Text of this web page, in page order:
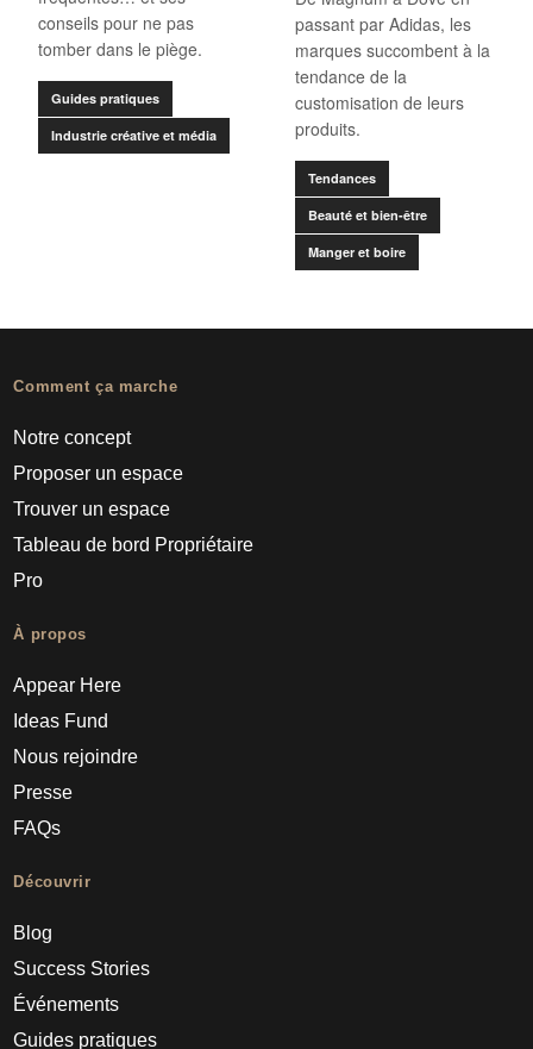
conseils pour ne pas
tomber dans le piège.
Guides pratiques
Industrie créative et média
passant par Adidas, les
marques succombent à la
tendance de la
customisation de leurs
produits.
Tendances
Beauté et bien-être
Manger et boire
Comment ça marche
Notre concept
Proposer un espace
Trouver un espace
Tableau de bord Propriétaire
Pro
À propos
Appear Here
Ideas Fund
Nous rejoindre
Presse
FAQs
Découvrir
Blog
Success Stories
Événements
Guides pratiques